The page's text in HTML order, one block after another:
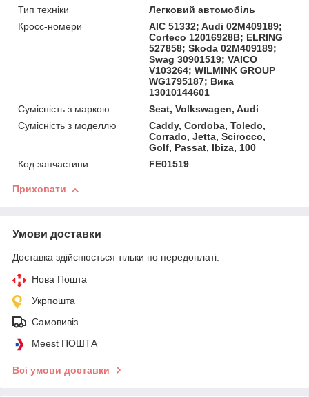
Тип техніки
Легковий автомобіль
Кросс-номери
AIC 51332; Audi 02M409189;
Corteco 12016928B; ELRING
527858; Skoda 02M409189;
Swag 30901519; VAICO
V103264; WILMINK GROUP
WG1795187; Вика
13010144601
Сумісність з маркою
Seat, Volkswagen, Audi
Сумісність з моделлю
Caddy, Cordoba, Toledo,
Corrado, Jetta, Scirocco,
Golf, Passat, Ibiza, 100
Код запчастини
FE01519
Приховати
Умови доставки
Доставка здійснюється тільки по передоплаті.
Нова Пошта
Укрпошта
Самовивіз
Meest ПОШТА
Всі умови доставки